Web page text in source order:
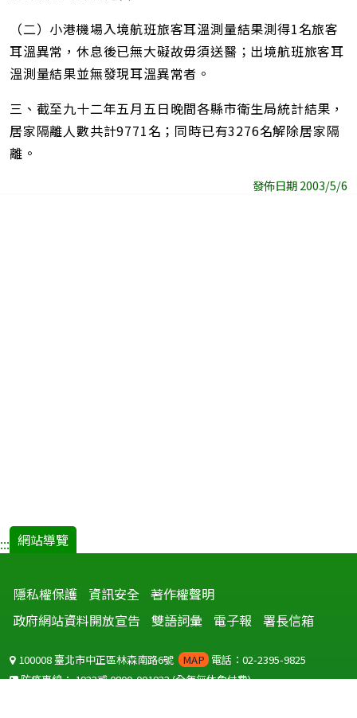
（二）小港機場入境航班旅客耳溫測量結果測得1名旅客
耳溫異常，休息後已無大礙故毋須送醫；出境航班旅客耳
溫測量結果並無發現耳溫異常者。
三、截至九十二年五月五日晚間各縣市衛生局統計結果，
居家隔離人數共計9771名；同時已有3276名解除居家隔
離。
發佈日期 2003/5/6
::: 網站導覽
隱私權保護 資訊安全 著作權聲明
政府網站資料開放宣告
雙語詞彙 電子報 署長信箱
100008 臺北市中正區林森南路6號 MAP 電話：02-2395-9825
防疫專線：1922或0800-001922(全年無休免付費)